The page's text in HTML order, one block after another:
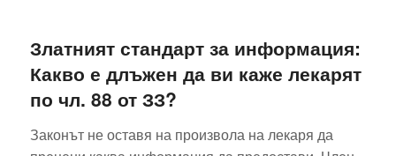
Златният стандарт за информация:
Какво е длъжен да ви каже лекарят
по чл. 88 от ЗЗ?
Законът не оставя на произвола на лекаря да